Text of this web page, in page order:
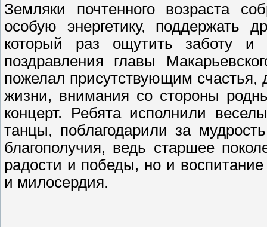
Земляки почтенного возраста
особую энергетику, поддержать
который раз ощутить заботу
поздравления главы
пожелал присутствующим счастья,
жизни, внимания со стороны
концерт. Ребята исполнили
танцы, поблагодарили за
благополучия, ведь старшее
радости и победы, но и
и милосердия.